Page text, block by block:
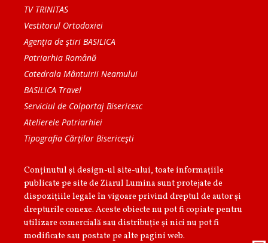
TV TRINITAS
Vestitorul Ortodoxiei
Agenţia de ştiri BASILICA
Patriarhia Română
Catedrala Mântuirii Neamului
BASILICA Travel
Serviciul de Colportaj Bisericesc
Atelierele Patriarhiei
Tipografia Cărţilor Bisericeşti
Conținutul și design-ul site-ului, toate informaţiile
publicate pe site de Ziarul Lumina sunt protejate de
dispoziţiile legale în vigoare privind dreptul de autor şi
drepturile conexe. Aceste obiecte nu pot fi copiate pentru
utilizare comercială sau distribuţie şi nici nu pot fi
modificate sau postate pe alte pagini web.